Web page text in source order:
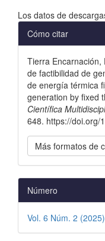
Los datos de
Detalles
del
artículo
Cómo citar
Tierra Encarnación,
de factibilidad de
de energía térmica
generation by fixed
Científica
648. https://doi.org/
Más formatos de
Número
Vol. 6 Núm. 2